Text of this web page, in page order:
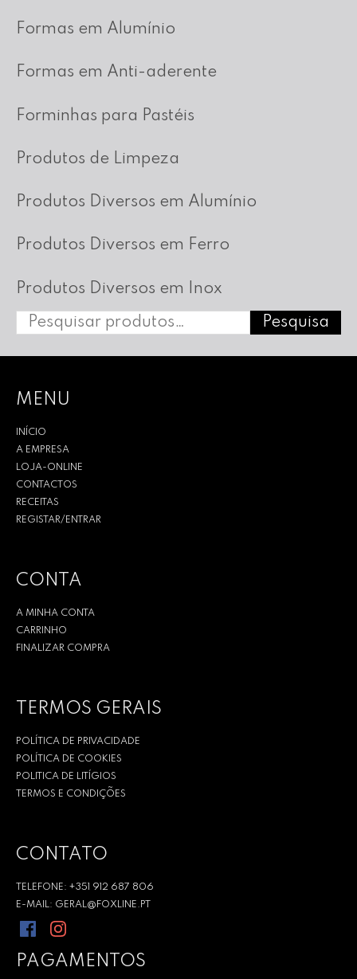
Formas em Alumínio
Formas em Anti-aderente
Forminhas para Pastéis
Produtos de Limpeza
Produtos Diversos em Alumínio
Produtos Diversos em Ferro
Produtos Diversos em Inox
e
q
u
i
s
a
p
o
r
Pesquisa
MENU
INÍCIO
A EMPRESA
LOJA-ONLINE
CONTACTOS
RECEITAS
REGISTAR/ENTRAR
CONTA
A MINHA CONTA
CARRINHO
FINALIZAR COMPRA
TERMOS GERAIS
POLÍTICA DE PRIVACIDADE
POLÍTICA DE COOKIES
POLITICA DE LITÍGIOS
TERMOS E CONDIÇÕES
CONTATO
TELEFONE: +351 912 687 806
E-MAIL: GERAL@FOXLINE.PT
PAGAMENTOS